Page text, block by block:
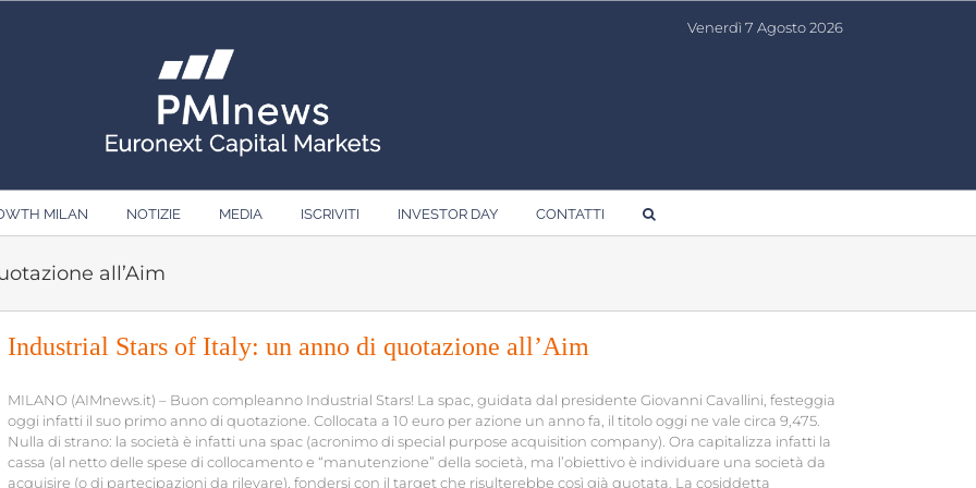
Venerdì 7 Agosto 2026
MILAN NOTIZIE MEDIA ISCRIVITI INVESTOR DAY CONTATTI
all’Aim
Industrial Stars of Italy: un anno di quotazione all’Aim
MILANO (AIMnews.it) – Buon compleanno Industrial Stars! La spac, guidata dal presidente Giovanni Cavallini, festeggia
oggi infatti il suo primo anno di quotazione. Collocata a 10 euro per azione un anno fa, il titolo oggi ne vale circa 9,475.
Nulla di strano: la società è infatti una spac (acronimo di special purpose acquisition company). Ora capitalizza infatti la
cassa (al netto delle spese di collocamento e “manutenzione” della società, ma l’obiettivo è individuare una società da
acquisire (o di partecipazioni da rilevare), fondersi con il target che risulterebbe così già quotata. La cosiddetta